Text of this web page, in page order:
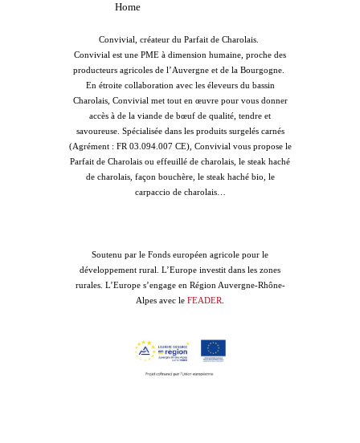
Home
Convivial, créateur du Parfait de Charolais.
Convivial est une PME à dimension humaine, proche des
producteurs agricoles de l’Auvergne et de la Bourgogne.
En étroite collaboration avec les éleveurs du bassin
Charolais, Convivial met tout en œuvre pour vous donner
accès à de la viande de bœuf de qualité, tendre et
savoureuse. Spécialisée dans les produits surgelés carnés
(Agrément : FR 03.094.007 CE), Convivial vous propose le
Parfait de Charolais ou effeuillé de charolais, le steak haché
de charolais, façon bouchère, le steak haché bio, le
carpaccio de charolais…
Soutenu par le Fonds européen agricole pour le
développement rural. L’Europe investit dans les zones
rurales. L’Europe s’engage en Région Auvergne-Rhône-
Alpes avec le FEADER.